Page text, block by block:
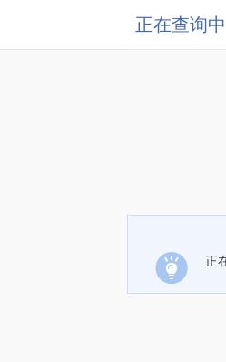
正在查询中
正